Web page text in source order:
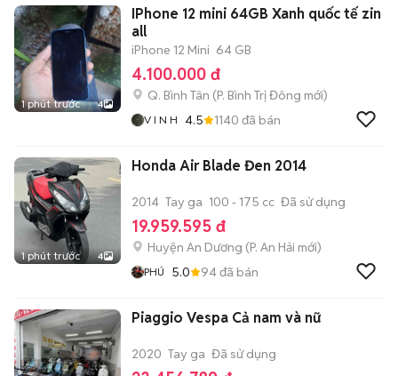
1 phút trước 4
IPhone 12 mini 64GB Xanh quốc tế zin
all
iPhone 12 Mini 64 GB
4.100.000 đ
Q. Bình Tân (P. Bình Trị Đông mới)
V I N H 4.5 1140 đã bán
1 phút trước 4
Honda Air Blade Đen 2014
2014 Tay ga 100 - 175 cc Đã sử dụng
19.959.595 đ
Huyện An Dương (P. An Hải mới)
PHÚ 5.0 94đã bán
Piaggio Vespa Cả nam và nữ
2020 Tay ga Đã sử dụng